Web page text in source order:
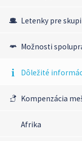
Letenky pre
Možnosti
Dôležité
Kompenzácia
Afrika